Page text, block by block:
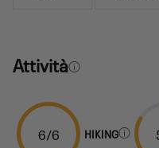
Attività
6/6 HIKING